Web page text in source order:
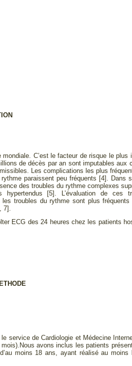
C’est le facteur de risque le plus
de décès par an sont imputables aux
Les complications les plus
paraissent peu fréquents [4]. Dans
des troubles du rythme complexes
[5]. L’évaluation de ces
troubles du rythme sont plus fréquents
7].
ECG des 24 heures chez les patients
service de Cardiologie et Médecine
avons inclus les patients
moins 18 ans, ayant réalisé au